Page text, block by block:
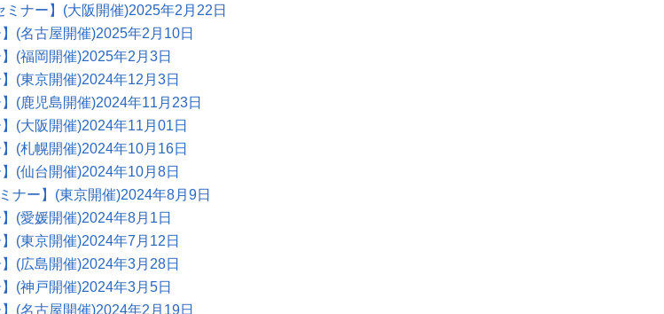
ミナー】(大阪開催)2025年2月22日
(名古屋開催)2025年2月10日
(福岡開催)2025年2月3日
(東京開催)2024年12月3日
(鹿児島開催)2024年11月23日
(大阪開催)2024年11月01日
(札幌開催)2024年10月16日
(仙台開催)2024年10月8日
ナー】(東京開催)2024年8月9日
(愛媛開催)2024年8月1日
(東京開催)2024年7月12日
(広島開催)2024年3月28日
(神戸開催)2024年3月5日
(名古屋開催)2024年2月19日